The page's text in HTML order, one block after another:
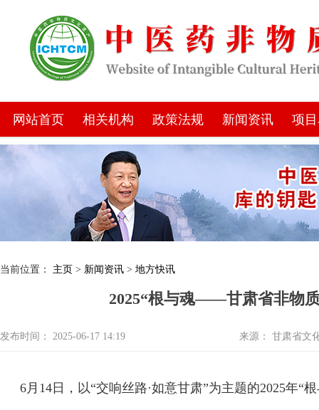
网站首页 相关机构 政策法规 新闻资讯 项
当前位置： 主页 > 新闻资讯 > 地方快讯
2025“根与魂——甘肃省非物
发布时间： 2025-06-17 14:19 来源： 甘肃省文
6月14日，以“交响丝路·如意甘肃”为主题的2025年